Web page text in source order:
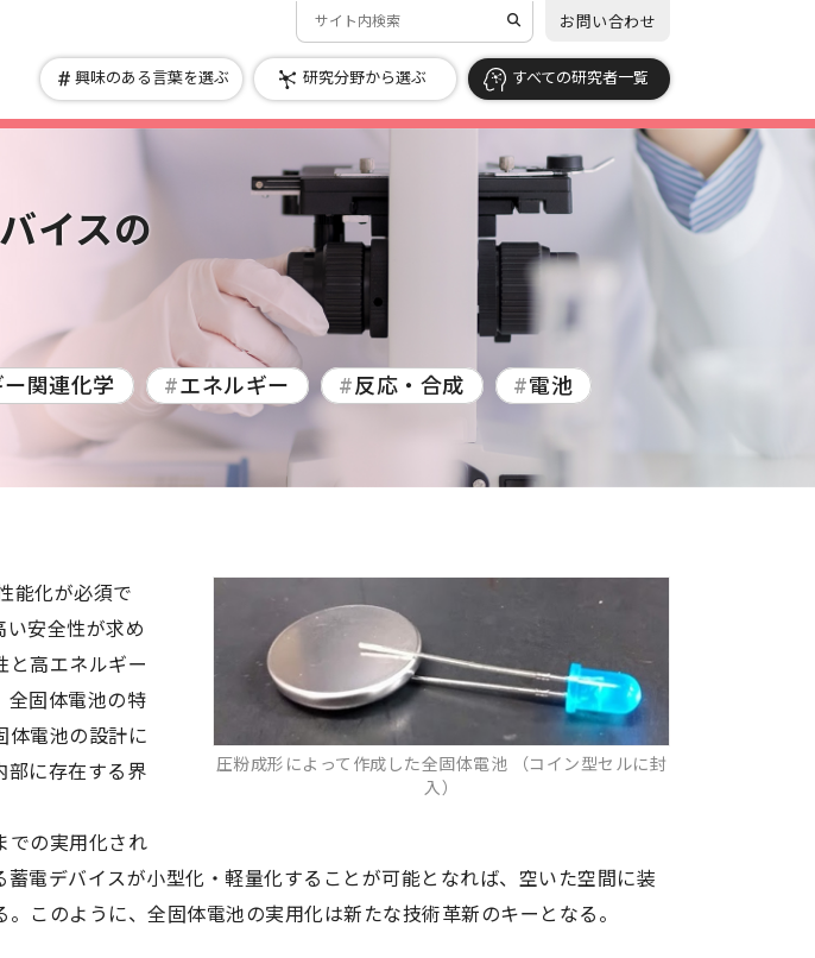
お問い合わせ
興味のある言葉を選ぶ 研究分野から選ぶ すべての研究者一覧
ある言葉を選ぶ
すべての研究者一覧 →
マイクロ・ナノ 化学
反応・合成 電池
高分子・プラスチック
情報・通信
エネルギー 人間工学
分野から選ぶ
すべての研究者一覧 →
プラズマ学 地球惑星科学
流体工学 熱工学 機械力学
ロボティクス
船舶海洋工学
学 無機・錯体化学 分析化学 高分子
生体分子化学
生物化学 生物物理学
イスの
関連化学 エネルギー 反応・合成 電池
圧粉成形によって作成した全固体電池 （コイン型セルに封
入）
能化が必須で
安全性が求め
と高エネルギー
全固体電池の特
体電池の設計に
部に存在する界
での実用化され
電デバイスが小型化・軽量化することが可能となれば、空いた空間に装
このように、全固体電池の実用化は新たな技術革新のキーとなる。